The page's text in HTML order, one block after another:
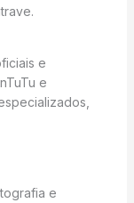
e
e
e